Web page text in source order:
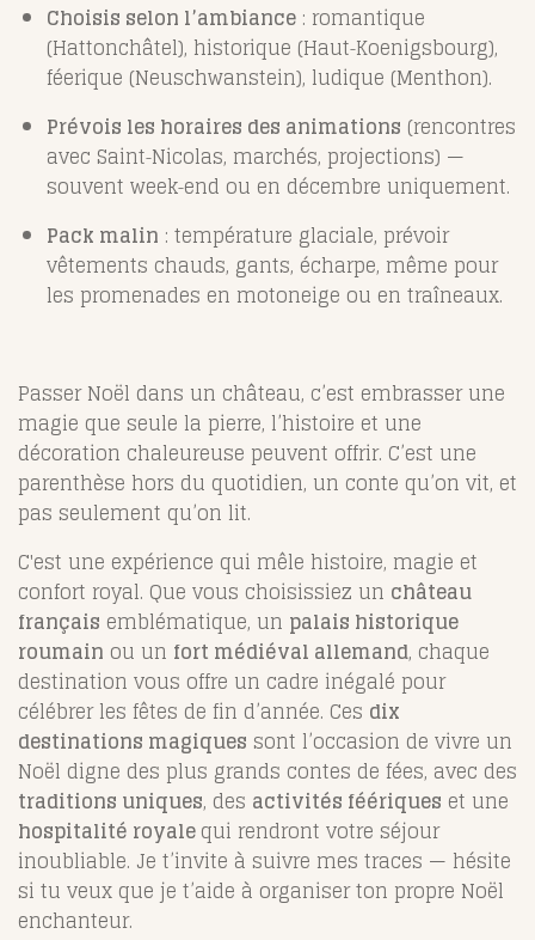
Choisis selon l’ambiance : romantique
(Hattonchâtel), historique (Haut‑Koenigsbourg),
féerique (Neuschwanstein), ludique (Menthon).
Prévois les horaires des animations (rencontres
avec Saint‑Nicolas, marchés, projections) —
souvent week‑end ou en décembre uniquement.
Pack malin : température glaciale, prévoir
vêtements chauds, gants, écharpe, même pour
les promenades en motoneige ou en traîneaux.
Passer Noël dans un château, c’est embrasser une
magie que seule la pierre, l’histoire et une
décoration chaleureuse peuvent offrir. C’est une
parenthèse hors du quotidien, un conte qu’on vit, et
pas seulement qu’on lit.
C'est une expérience qui mêle histoire, magie et
confort royal. Que vous choisissiez un château
français emblématique, un palais historique
roumain ou un fort médiéval allemand, chaque
destination vous offre un cadre inégalé pour
célébrer les fêtes de fin d’année. Ces dix
destinations magiques sont l’occasion de vivre un
Noël digne des plus grands contes de fées, avec des
traditions uniques, des activités féériques et une
hospitalité royalequi rendront votre séjour
inoubliable. Je t’invite à suivre mes traces — hésite
si tu veux que je t’aide à organiser ton propre Noël
enchanteur.